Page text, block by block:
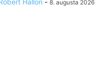
Hallon - 8. augusta 2026